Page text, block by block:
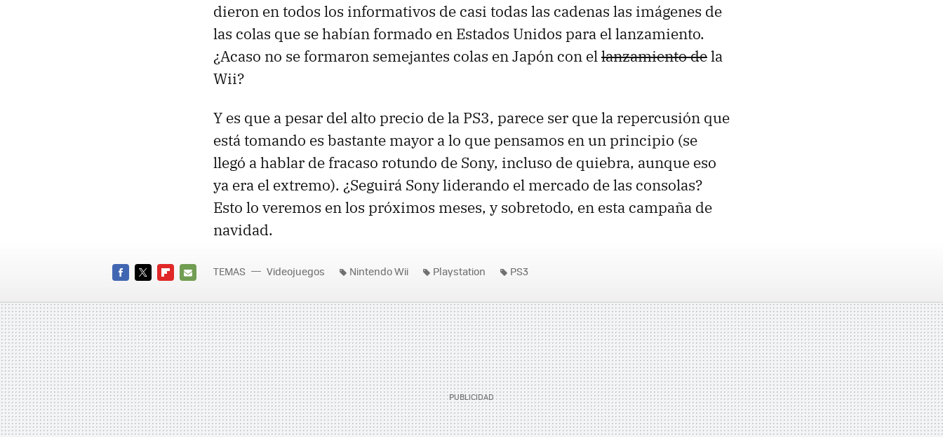
dieron en todos los informativos de casi todas las cadenas las imágenes de
las colas que se habían formado en Estados Unidos para el lanzamiento.
¿Acaso no se formaron semejantes colas en Japón con ellanzamiento dela
Wii?
Y es que a pesar del alto precio de la PS3, parece ser que la repercusión que
está tomando es bastante mayor a lo que pensamos en un principio (se
llegó a hablar de fracaso rotundo de Sony, incluso de quiebra, aunque eso
ya era el extremo). ¿Seguirá Sony liderando el mercado de las consolas?
Esto lo veremos en los próximos meses, y sobretodo, en esta campaña de
navidad.
MAIL
TEMAS Videojuegos Nintendo Wii Playstation PS3